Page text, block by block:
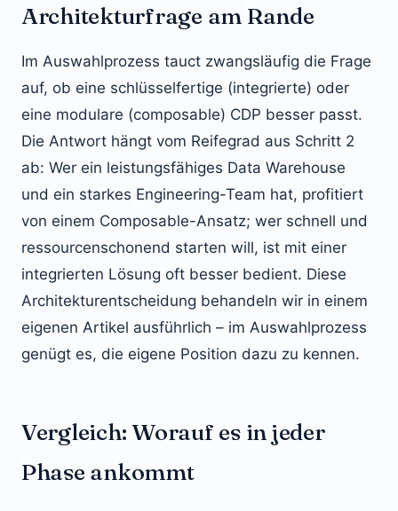
Architekturfrage am Rande
Im Auswahlprozess tauct zwangsläufig die Frage
auf, ob eine schlüsselfertige (integrierte) oder
eine modulare (composable) CDP besser passt.
Die Antwort hängt vom Reifegrad aus Schritt 2
ab: Wer ein leistungsfähiges Data Warehouse
und ein starkes Engineering-Team hat, profitiert
von einem Composable-Ansatz; wer schnell und
ressourcenschonend starten will, ist mit einer
integrierten Lösung oft besser bedient. Diese
Architekturentscheidung behandeln wir in einem
eigenen Artikel ausführlich – im Auswahlprozess
genügt es, die eigene Position dazu zu kennen.
Vergleich: Worauf es in jeder
Phase ankommt